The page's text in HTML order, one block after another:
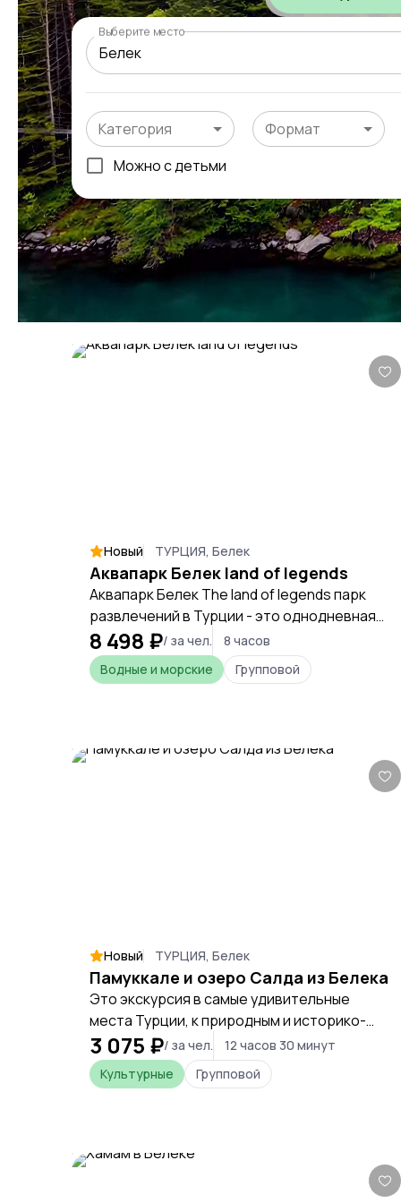
Выберите место
Категория Формат
Можно с детьми
Новый ТУРЦИЯ, Белек
Аквапарк Белек land of legends
Аквапарк Белек The land of legends парк
развлечений в Турции - это однодневная
экскурсия в Диснейленд парк
аттракционов, которая одинаково
интересна детям и взрослым. Возможность
атмосферой и огромным количеством
8 498 ₽/ за чел.
8 часов
Водные и морские
Групповой
Новый ТУРЦИЯ, Белек
Памуккале и озеро Салда из Белека
Это экскурсия в самые удивительные
места Турции, к природным и историко-
архитектурным достопримечательностям.
Комфортабельный транспорт и
трехразовое питание. Возможность на
Постоянное присутствие русскоязычного
гида-историка, Подходит для взрослых и
3 075 ₽/ за чел.
12 часов 30 минут
Культурные
Групповой